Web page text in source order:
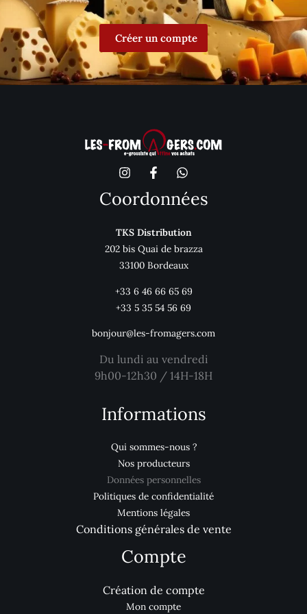
Créer un compte
Coordonnées
TKS Distribution
202 bis Quai de brazza
33100 Bordeaux
+33 6 46 66 65 69
+33 5 35 54 56 69
bonjour@les-fromagers.com
Du lundi au vendredi
9h00-12h30 / 14H-18H
Informations
Qui sommes-nous ?
Nos producteurs
Données personnelles
Politiques de confidentialité
Mentions légales
Conditions générales de vente
Compte
Création de compte
Mon compte